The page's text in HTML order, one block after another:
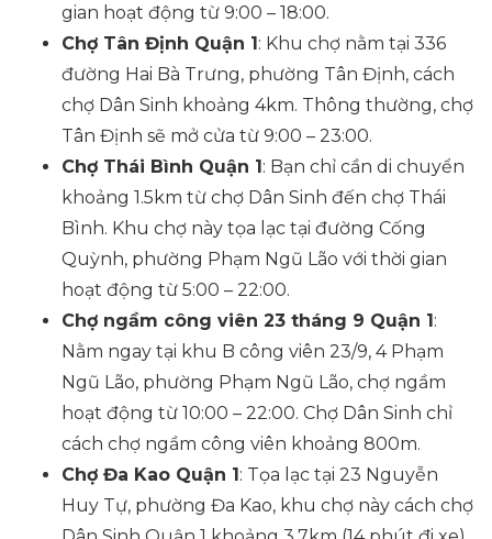
gian hoạt động từ 9:00 – 18:00.
Chợ Tân Định Quận 1: Khu chợ nằm tại 336
đường Hai Bà Trưng, phường Tân Định, cách
chợ Dân Sinh khoảng 4km. Thông thường, chợ
Tân Định sẽ mở cửa từ 9:00 – 23:00.
Chợ Thái Bình Quận 1: Bạn chỉ cần di chuyển
khoảng 1.5km từ chợ Dân Sinh đến chợ Thái
Bình. Khu chợ này tọa lạc tại đường Cống
Quỳnh, phường Phạm Ngũ Lão với thời gian
hoạt động từ 5:00 – 22:00.
Chợ ngầm công viên 23 tháng 9 Quận 1:
Nằm ngay tại khu B công viên 23/9, 4 Phạm
Ngũ Lão, phường Phạm Ngũ Lão, chợ ngầm
hoạt động từ 10:00 – 22:00. Chợ Dân Sinh chỉ
cách chợ ngầm công viên khoảng 800m.
Chợ Đa Kao Quận 1: Tọa lạc tại 23 Nguyễn
Huy Tự, phường Đa Kao, khu chợ này cách chợ